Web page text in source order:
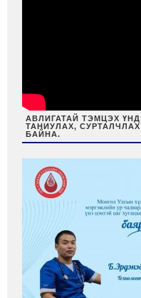
АВЛИГАТАЙ ТЭМЦЭХ
ТАНИУЛАХ,
БАЙНА.